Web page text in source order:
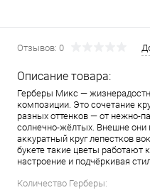
Отзывов: 0
Описание товара:
Герберы Микс —
композиции. Это сочетание
разных оттенков — от нежно-
солнечно-жёлтых. Внешне
аккуратный круг лепестков
букете такие цветы работают
настроение и подчёркивая
Количество Герберы: